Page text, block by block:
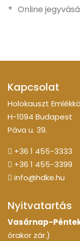
Online
Kapcsolat
Holokauszt
H-1094 Budapest
Páva u. 39.
+36 1 455-3333
+36 1 455-3399
info@hdke.hu
Nyitvatartás
Vasárnap-
órakor zár.)